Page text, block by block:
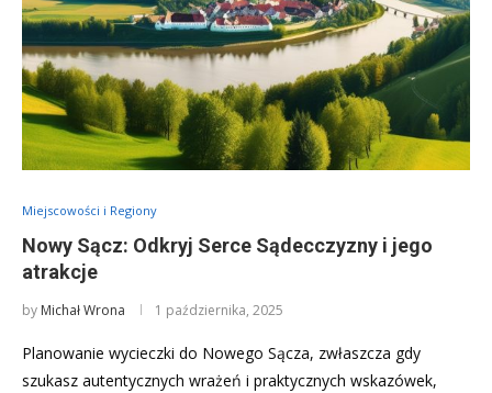
Miejscowości i Regiony
Nowy Sącz: Odkryj Serce Sądecczyzny i jego
atrakcje
by Michał Wrona 1 października, 2025
Planowanie wycieczki do Nowego Sącza, zwłaszcza gdy
szukasz autentycznych wrażeń i praktycznych wskazówek,